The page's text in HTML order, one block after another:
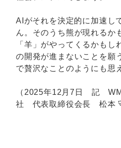
AIがそれを決定的に加速し
ん。そのうち熊が現れるか
「羊」がやってくるかもし
の開発が進まないことを願
で贅沢なことのようにも思
（2025年12月7日 記
社 代表取締役会長 松本